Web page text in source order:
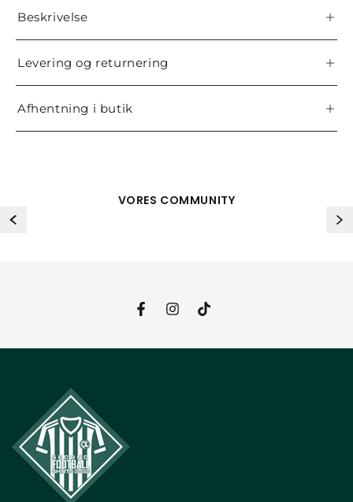
Beskrivelse
Levering og returnering
Afhentning i butik
VORES COMMUNITY
FacebookInstagram
TikTok